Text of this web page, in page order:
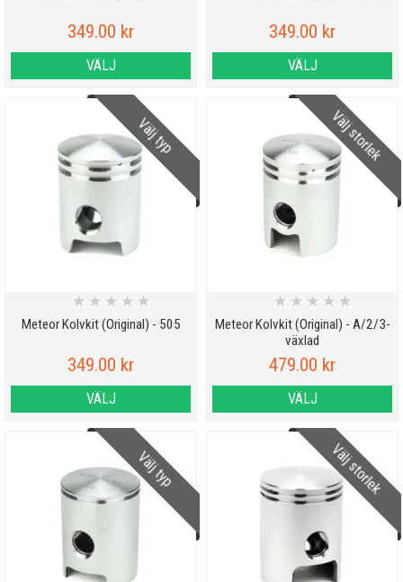
349.00 kr
VÄLJ
349.00 kr
VÄLJ
Välj typ
Meteor Kolvkit (Original) - 505
★ ★ ★ ★ ★
349.00 kr
VÄLJ
Välj storlek
Meteor Kolvkit (Original) - A/2/3-
växlad
★ ★ ★ ★ ★
479.00 kr
VÄLJ
Välj typ Välj storlek